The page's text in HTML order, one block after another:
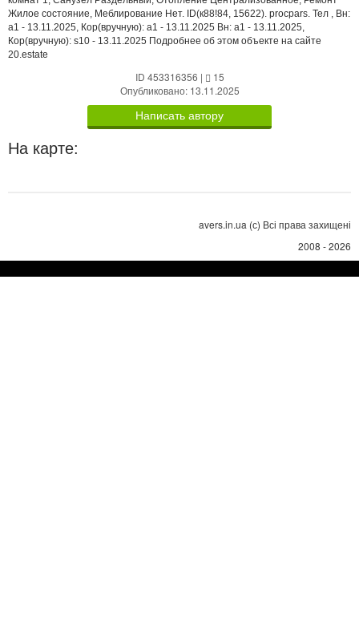
Жилое состояние, Меблирование Нет. ID(к88!84, 15622). procpars. Тел , Вн:
a1 - 13.11.2025, Кор(вручную): a1 - 13.11.2025 Вн: a1 - 13.11.2025,
Кор(вручную): s10 - 13.11.2025 Подробнее об этом объекте на сайте
20.estate
ID 453316356 |
15
Опубликовано: 13.11.2025
Написать автору
На карте:
avers.in.ua (с) Всі права захищені
2008 - 2026